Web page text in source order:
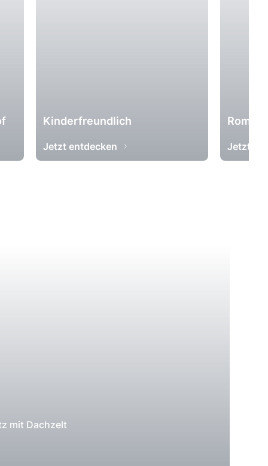
Kinderfreundlich
Jetzt entdecken Jetzt
mit Dachzelt